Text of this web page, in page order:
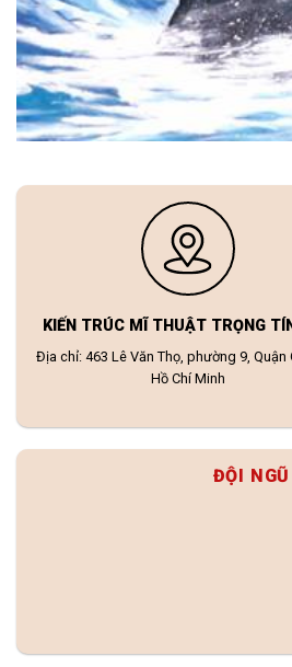
KIẾN TRÚC MĨ THUẬT TRỌNG
Địa chỉ: 463 Lê Văn Thọ, phường 9, Quận
Hồ Chí Minh
ĐỘI